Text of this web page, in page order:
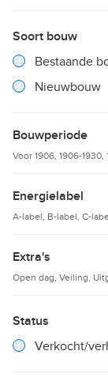
Soort bouw
Filter
Bestaande
Nieuwbouw
Bouwperiode
Voor 1906, 1906-1930,
Energielabel
A-label, B-label, C-
Extra's
Open dag, Veiling,
Status
Filter
Verkocht/